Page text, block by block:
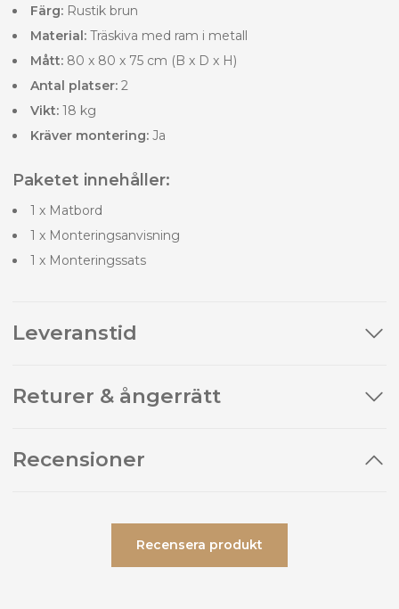
Färg: Rustik brun
Material: Träskiva med ram i metall
Mått: 80 x 80 x 75 cm (B x D x H)
Antal platser: 2
Vikt: 18 kg
Kräver montering: Ja
Paketet innehåller:
1 x Matbord
1 x Monteringsanvisning
1 x Monteringssats
Leveranstid
Returer & ångerrätt
Recensioner
Recensera produkt